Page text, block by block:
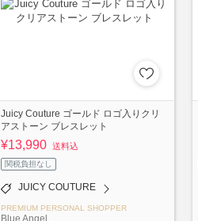
Juicy Couture ゴールド ロゴ入りクリ
アストーン ブレスレット
¥13,990 送料込
関税負担なし
JUICY COUTURE
PREMIUM PERSONAL SHOPPER
Blue Angel